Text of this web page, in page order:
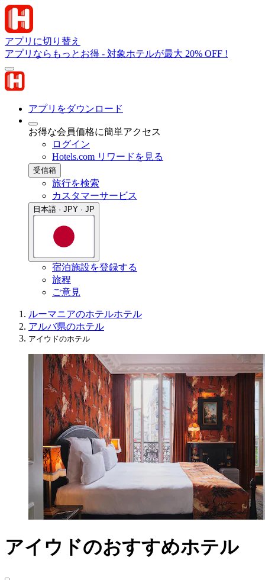
アプリに切り替え
アプリならもっとお得 - 対象ホテルが最大 20% OFF !
アプリをダウンロード
お得な会員価格に簡単アクセス
ログイン
Hotels.com リワードを見る
受信箱
旅行を検索
カスタマーサービス
日本語 · JPY · JP
宿泊施設を登録する
旅程
ご意見
ルーマニアのホテルホテル
アルバ県のホテル
アイウドのホテル
アイウドのおすすめホテル